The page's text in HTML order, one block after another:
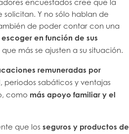
encuestados cree que la
Y no sólo hablan de
de poder contar con una
escoger en función de sus
más se ajusten a su situación.
remuneradas por
, periodos sabáticos y ventajas
como más apoyo familiar y el
que los seguros y productos de